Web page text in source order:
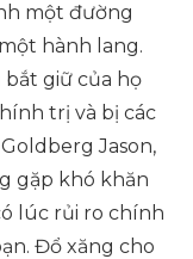
một đường
hành lang.
bắt giữ của họ
trị và bị các
Jason,
gặp khó khăn
lúc rủi ro chính
Đổ xăng cho